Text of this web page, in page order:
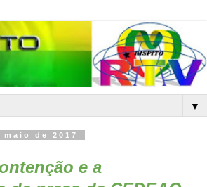
▼
de 2017
e a